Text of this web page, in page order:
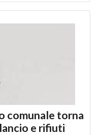
comunale torna
e rifiuti